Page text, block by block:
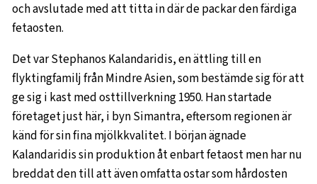
och avslutade med att titta in där de packar den färdiga
fetaosten.
Det var Stephanos Kalandaridis, en ättling till en
flyktingfamilj från Mindre Asien, som bestämde sig för att
ge sig i kast med osttillverkning 1950. Han startade
företaget just här, i byn Simantra, eftersom regionen är
känd för sin fina mjölkkvalitet. I början ägnade
Kalandaridis sin produktion åt enbart fetaost men har nu
breddat den till att även omfatta ostar som hårdosten